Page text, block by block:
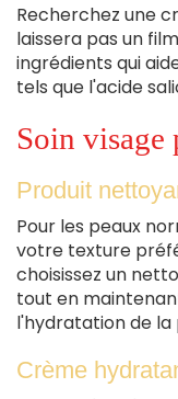
Recherchez une
laissera pas un
ingrédients qui
tels que l'acide
Soin visage
Produit
Pour les peaux
votre texture
choisissez un
tout en
l'hydratation de la
Crème